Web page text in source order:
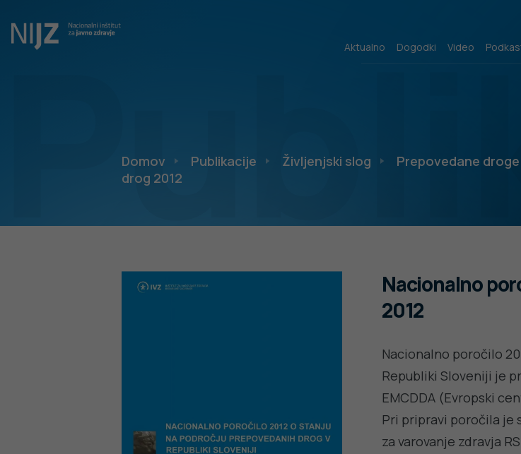
Aktualno Dogodki Video
Domov Publikacije Življenjski slog Prepovedane droge
drog 2012
Nacionalno
2012
Nacionalno poročilo
Republiki Sloveniji je
EMCDDA (Evropski
Pri pripravi poročila je
za varovanje zdravja